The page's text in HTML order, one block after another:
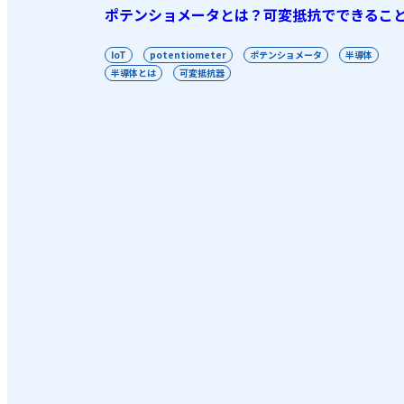
ポテンショメータとは？可変抵抗でできるこ
IoT potentiometer ポテンショメータ
半導体
半導体とは
可変抵抗器